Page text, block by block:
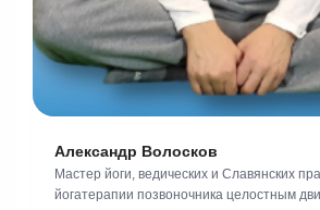
Александр Волосков
Мастер йоги, ведических и Славянских
йогатерапии позвоночника целостным